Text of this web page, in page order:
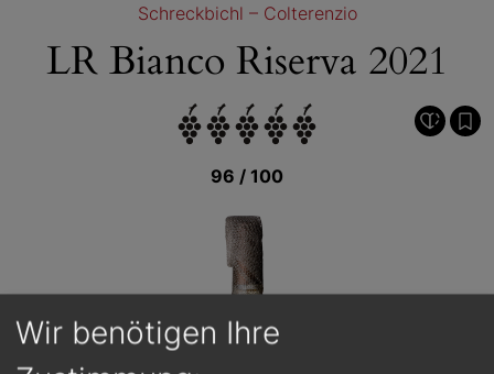
Schreckbichl – Colterenzio
LR Bianco Riserva 2021
96 / 100
Wir benötigen Ihre